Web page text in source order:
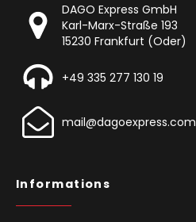
DAGO Express GmbH
Karl-Marx-Straße 193
15230 Frankfurt (Oder)
+49 335 277 130 19
mail@dagoexpress.com
Informations